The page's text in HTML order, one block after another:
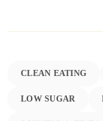
CLEAN EATING
LOW SUGAR